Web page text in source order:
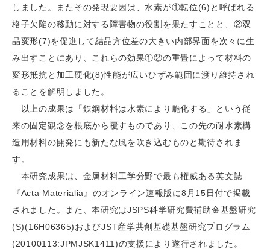
しました。またその発現要因は、水素が①転位(6)と呼ばれる
格子欠陥の移動に対する障害物の役割を果たすことと、②双
晶変形(7)を促進して結晶方位差の大きい内部界面を次々に生
み出すことにあり、これらの効果①②の重畳によって材料の
変形抵抗と加工硬化(8)性能が広いひずみ範囲に渡り維持され
ることを解明しました。
以上の成果は「鉄鋼材料は水素により脆化する」という従
来の固定観念を根底から覆すものであり、この先の耐水素構
造用材料の開発にも新たな風を吹き込むものと期待されま
す。
本研究成果は、金属材料工学分野で最も権威ある英文誌
『Acta Materialia』のオンライン速報版に8月15日付で掲載
されました。また、本研究はJSPS科学研究費補助金基盤研究
(S)(16H06365)およびJST産学共創基礎基盤研究プログラム
(20100113:JPMJSK1411)の支援により遂行されました。